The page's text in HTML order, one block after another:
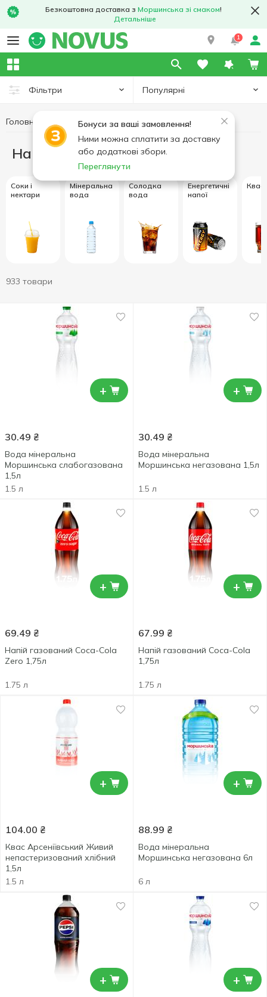
Безкоштовна доставка з Моршинська зі смаком!
Детальніше
1
Фільтри Популярні
Бонуси за ваші замовлення!
Ними можна сплатити за доставку
або додаткові збори.
Переглянути
Головна
Напої
Соки і
нектари
Мінеральна
вода
Солодка
вода
Енергетичні
напої
Квас
933 товари
+
30.49 ₴
Вода мінеральна
Моршинська слабогазована
1,5л
1.5 л
+
30.49 ₴
Вода мінеральна
Моршинська негазована 1,5л
1.5 л
+
69.49 ₴
Напій газований Coca-Cola
Zero 1,75л
1.75 л
+
67.99 ₴
Напій газований Coca-Cola
1,75л
1.75 л
+
104.00 ₴
Квас Арсеніївський Живий
непастеризований хлібний
1,5л
1.5 л
+
88.99 ₴
Вода мінеральна
Моршинська негазована 6л
6 л
+ +